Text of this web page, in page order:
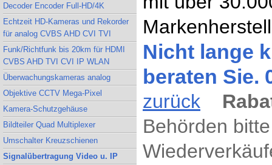
Decoder Encoder Full-HD/4K
Echtzeit HD-Kameras und Rekorder
für analog CVBS AHD CVI TVI
Funk/Richtfunk bis 20km für HDMI
CVBS AHD TVI CVI IP WLAN
Überwachungskameras analog
Objektive CCTV Mega-Pixel
Kamera-Schutzgehäuse
Bildteiler Quad Multiplexer
Umschalter Kreuzschienen
Signalübertragung Video u. IP
Nicht lange
beraten Sie.
zurück
Behörden